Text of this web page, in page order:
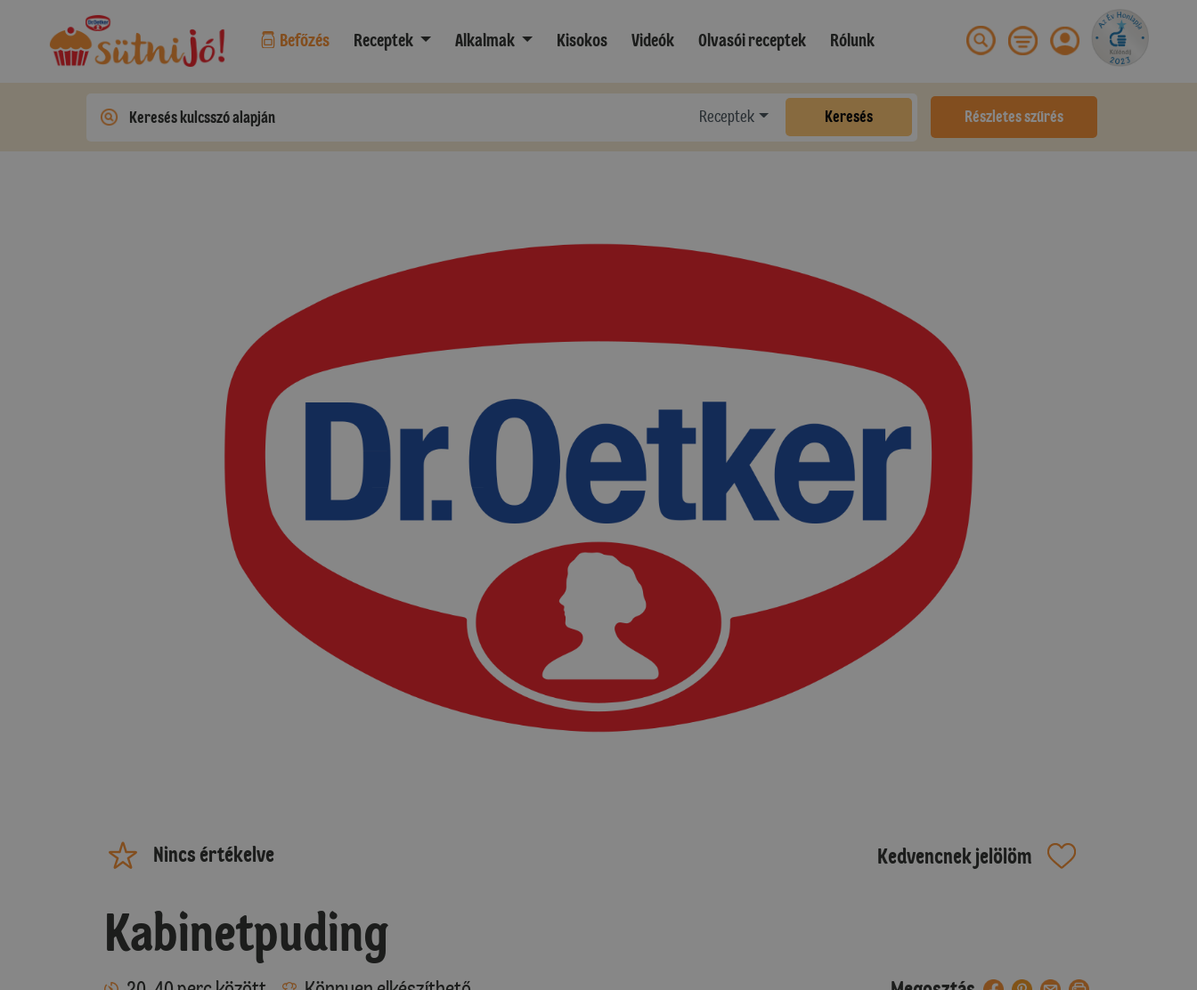
Befőzés Receptek Alkalmak Kisokos Videók Olvasói receptek Rólunk
Receptek Keresés Részletes szűrés
Nincs értékelve Kedvencnek jelölöm
Kabinetpuding